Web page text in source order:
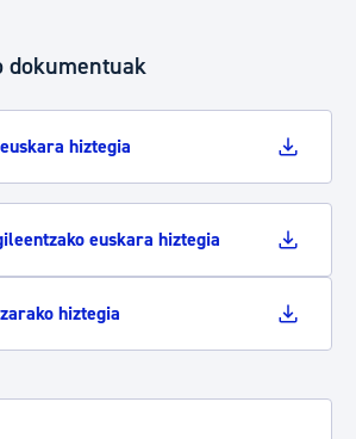
dokumentuak
hiztegia
euskara hiztegia
hiztegia